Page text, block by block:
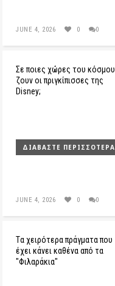
JUNE 4, 2026 0 0
Σε ποιες χώρες του κόσμου
ζουν οι πριγκίπισσες της
Disney;
ΔΙΑΒΆΣΤΕ ΠΕΡΙΣΣΌΤΕΡΑ
JUNE 4, 2026 0 0
Tα χειρότερα πράγματα που
έχει κάνει καθένα από τα
"Φιλαράκια"